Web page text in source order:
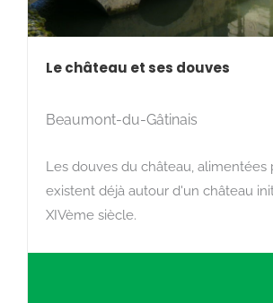
Le château et ses douves
Beaumont-du-Gâtinais
Les douves du château, alimentées
existent déjà autour d'un château
XIVème siècle.